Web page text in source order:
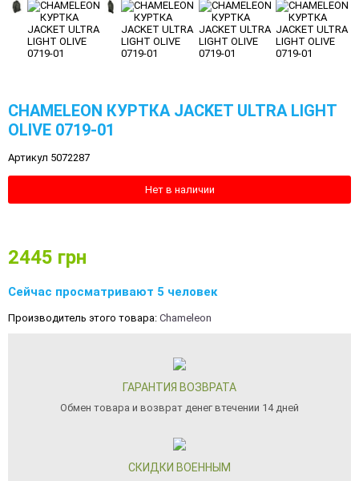
CHAMELEON КУРТКА JACKET ULTRA LIGHT
OLIVE 0719-01
Артикул 5072287
Нет в наличии
2445 грн
Сейчас просматривают 5 человек
Производитель этого товара: Chameleon
ГАРАНТИЯ ВОЗВРАТА
Обмен товара и возврат денег втечении 14 дней
СКИДКИ ВОЕННЫМ